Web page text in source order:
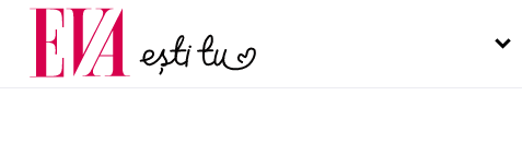
Carieră
Actualitate